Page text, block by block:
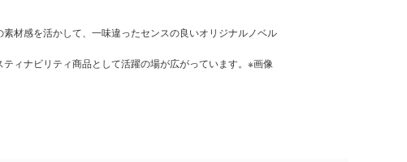
材感を活かして、一味違ったセンスの良いオリジナルノベル
ィナビリティ商品として活躍の場が広がっています。※画像